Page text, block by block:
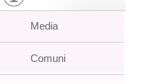
Media
Comuni